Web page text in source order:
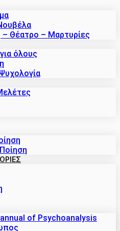
– Θέατρο – Μαρτυρίες
όλους
annual of Psychoanalysis